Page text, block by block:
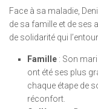
Face à sa maladie,
de sa famille et de ses
de solidarité qui
Famille : Son
ont été ses plus
chaque étape de
réconfort.